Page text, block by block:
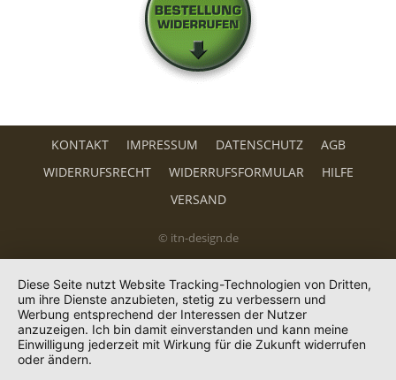
KONTAKT IMPRESSUM DATENSCHUTZ
AGB
WIDERRUFSRECHT
WIDERRUFSFORMULAR
HILFE
VERSAND
© itn-design.de
Diese Seite nutzt Website Tracking-Technologien von Dritten,
um ihre Dienste anzubieten, stetig zu verbessern und
Werbung entsprechend der Interessen der Nutzer
anzuzeigen. Ich bin damit einverstanden und kann meine
Einwilligung jederzeit mit Wirkung für die Zukunft widerrufen
oder ändern.